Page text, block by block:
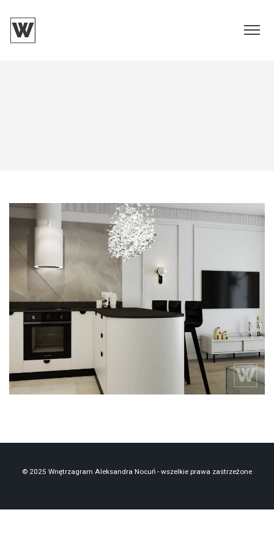
chabrowy pralka umywalka
© 2025 Wnętrzagram Aleksandra Nocuń - wszelkie prawa zastrzeżone